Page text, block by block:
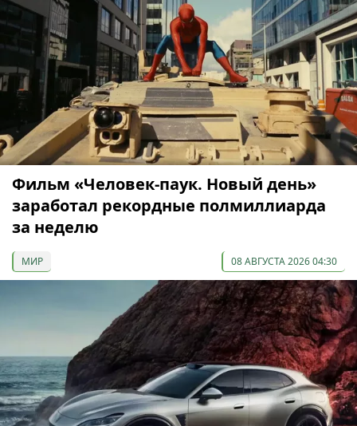
Фильм «Человек-паук. Новый день»
заработал рекордные полмиллиарда
за неделю
МИР 08 АВГУСТА 2026 04:30